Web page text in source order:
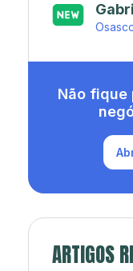
Rio de
Não fique
ARTIGOS